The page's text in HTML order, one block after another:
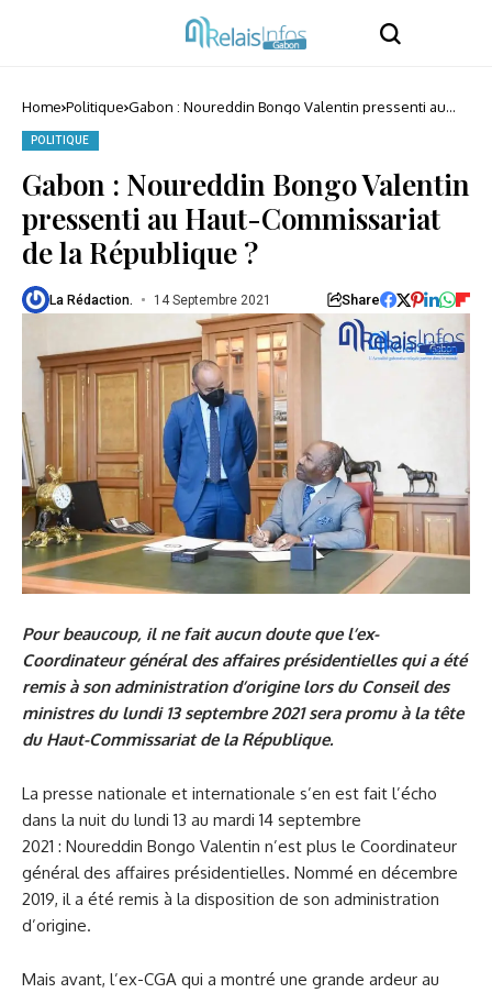
Home Politique Gabon : Noureddin Bongo Valentin pressenti au
POLITIQUE
Gabon : Noureddin Bongo Valentin
pressenti au Haut-Commissariat
de la République ?
La Rédaction. 14 Septembre 2021 Share
Pour beaucoup, il ne fait aucun doute que l’ex-
Coordinateur général des affaires présidentielles qui a été
remis à son administration d’origine lors du Conseil des
ministres du lundi 13 septembre 2021 sera promu à la tête
du Haut-Commissariat de la République.
La presse nationale et internationale s’en est fait l’écho
dans la nuit du lundi 13 au mardi 14 septembre
2021 : Noureddin Bongo Valentin n’est plus le Coordinateur
général des affaires présidentielles. Nommé en décembre
2019, il a été remis à la disposition de son administration
d’origine.
Mais avant, l’ex-CGA qui a montré une grande ardeur au